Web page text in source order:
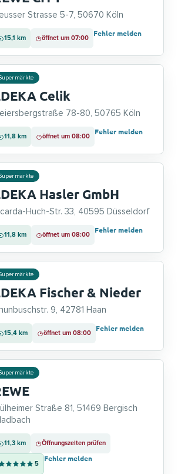
Strasse 5-7, 50670 Köln
15,1 km öffnet um 07:00
Fehler melden
Celik
78-80, 50765 Köln
11,8 km öffnet um 08:00
Fehler melden
Hasler GmbH
Huch-Str. 33, 40595 Düsseldorf
11,8 km öffnet um 08:00
Fehler melden
Fischer & Nieder
9, 42781 Haan
15,4 km öffnet um 08:00
Fehler melden
Straße 81, 51469 Bergisch
11,3 km Öffnungszeiten prüfen
5
Fehler melden